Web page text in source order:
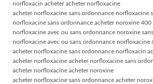
norfloxacin acheter acheter norfloxacine
acheter norfloxacine sans ordonnance norfloxacine
norfloxacine sans ordonnance acheter noroxine 400
norfloxacine avec ou sans ordonnance noroxine
norfloxacine avec ou sans ordonnance norfloxacine
acheter norfloxacine sans ordonnance norfloxacin
acheter norfloxacine acheter norfloxacine sans
acheter norfloxacine acheter noroxine
acheter norfloxacine sans ordonnance acheter